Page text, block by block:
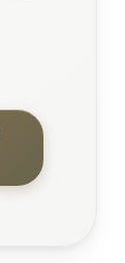
Produkt
weist